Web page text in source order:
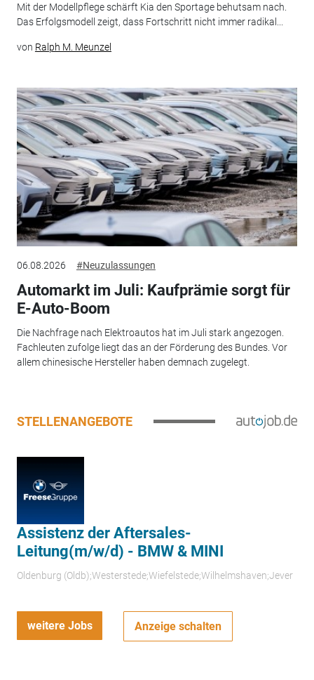
Mit der Modellpflege schärft Kia den Sportage behutsam nach.
Das Erfolgsmodell zeigt, dass Fortschritt nicht immer radikal...
von Ralph M. Meunzel
06.08.2026 #Neuzulassungen
Automarkt im Juli: Kaufprämie sorgt für
E-Auto-Boom
Die Nachfrage nach Elektroautos hat im Juli stark angezogen.
Fachleuten zufolge liegt das an der Förderung des Bundes. Vor
allem chinesische Hersteller haben demnach zugelegt.
STELLENANGEBOTE
Assistenz der Aftersales-
Leitung(m/w/d) - BMW & MINI
Oldenburg (Oldb);Westerstede;Wiefelstede;Wilhelmshaven;Jever
weitere Jobs Anzeige schalten